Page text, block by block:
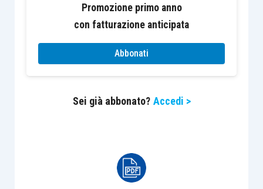
sulle emissioni delle
auto diesel.Su base
annua ha segnato un
incremento dell’1,1%
a/a(consenso 1.2%
a/a, valore in T2 +2.3
Mario Draghi, sulla base
delle indicazioni
Promozione primo anno
con fatturazione anticipata
Abbonati
Sei già abbonato? Accedi >